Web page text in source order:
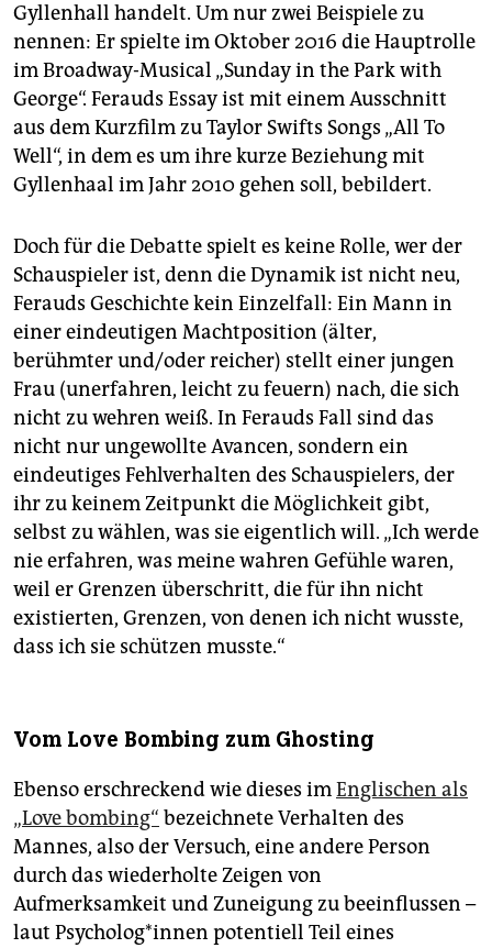
Gyllenhall handelt. Um nur zwei Beispiele zu
nennen: Er spielte im Oktober 2016 die Hauptrolle
im Broadway-Musical „Sunday in the Park with
George“. Ferauds Essay ist mit einem Ausschnitt
aus dem Kurzfilm zu Taylor Swifts Songs „All To
Well“, in dem es um ihre kurze Beziehung mit
Gyllenhaal im Jahr 2010 gehen soll, bebildert.
Doch für die Debatte spielt es keine Rolle, wer der
Schauspieler ist, denn die Dynamik ist nicht neu,
Ferauds Geschichte kein Einzelfall: Ein Mann in
einer eindeutigen Machtposition (älter,
berühmter und/oder reicher) stellt einer jungen
Frau (unerfahren, leicht zu feuern) nach, die sich
nicht zu wehren weiß. In Ferauds Fall sind das
nicht nur ungewollte Avancen, sondern ein
eindeutiges Fehlverhalten des Schauspielers, der
ihr zu keinem Zeitpunkt die Möglichkeit gibt,
selbst zu wählen, was sie eigentlich will. „Ich werde
nie erfahren, was meine wahren Gefühle waren,
weil er Grenzen überschritt, die für ihn nicht
existierten, Grenzen, von denen ich nicht wusste,
dass ich sie schützen musste.“
Vom Love Bombing zum Ghosting
Ebenso erschreckend wie dieses imEnglischen als
„Love bombing“ bezeichnete Verhalten des
Mannes, also der Versuch, eine andere Person
durch das wiederholte Zeigen von
Aufmerksamkeit und Zuneigung zu beeinflussen –
laut Psy­cho­lo­g*in­nen potentiell Teil eines